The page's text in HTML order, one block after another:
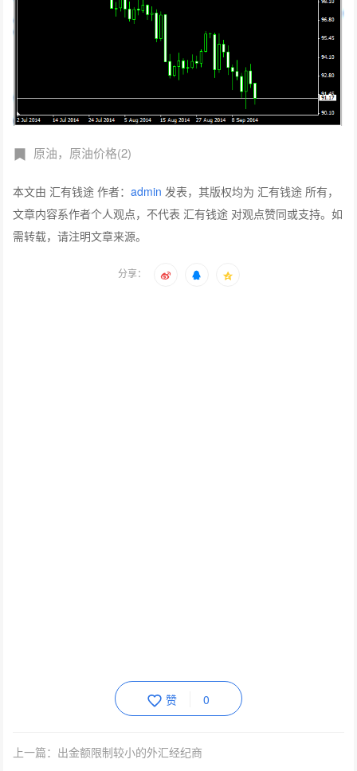
原油，原油价格(2)
本文由 汇有钱途 作者：admin 发表，其版权均为 汇有钱途 所有，
文章内容系作者个人观点，不代表 汇有钱途 对观点赞同或支持。如
需转载，请注明文章来源。
分享：
赞 0
上一篇：出金额限制较小的外汇经纪商